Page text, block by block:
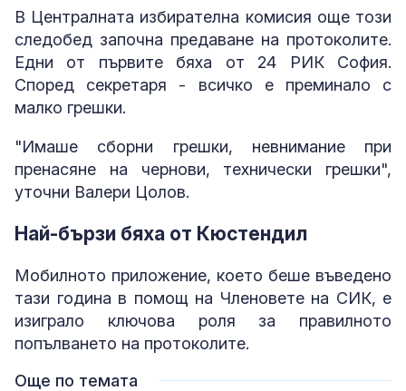
В Централната избирателна комисия още този
следобед започна предаване на протоколите.
Едни от първите бяха от 24 РИК София.
Според секретаря - всичко е преминало с
малко грешки.
"Имаше сборни грешки, невнимание при
пренасяне на чернови, технически грешки",
уточни Валери Цолов.
Най-бързи бяха от Кюстендил
Мобилното приложение, което беше въведено
тази година в помощ на Членовете на СИК, е
изиграло ключова роля за правилното
попълването на протоколите.
Още по темата